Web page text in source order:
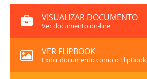
VISUALIZAR DOCUMENTO
Ver documento on-line
VER FLIPBOOK
Exibir documento como o FlipBook